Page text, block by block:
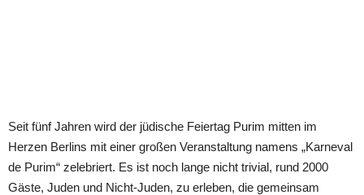
Seit fünf Jahren wird der jüdische Feiertag Purim mitten im
Herzen Berlins mit einer großen Veranstaltung namens „Karneval
de Purim“ zelebriert. Es ist noch lange nicht trivial, rund 2000
Gäste, Juden und Nicht-Juden, zu erleben, die gemeinsam